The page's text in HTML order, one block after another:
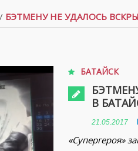
/ БЭТМЕНУ НЕ УДАЛОСЬ
БАТАЙСК
В
21.05.2017
«Супергероя»